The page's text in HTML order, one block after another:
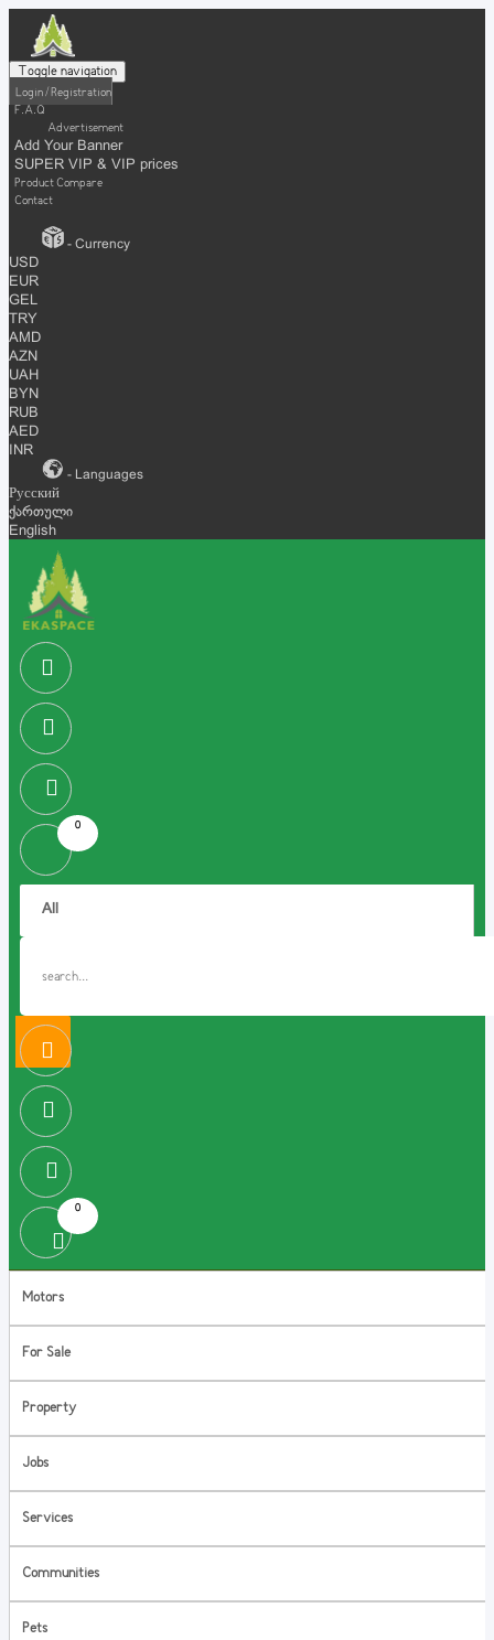
Toggle navigation
Login / Registration
F.A.Q
Advertisement
Add Your Banner
SUPER VIP & VIP prices
Product Compare
Contact
- Currency
USD
EUR
GEL
TRY
AMD
AZN
UAH
BYN
RUB
AED
INR
- Languages
Русский
ქართული
English
0
0
Motors
For Sale
Property
Jobs
Services
Communities
Pets